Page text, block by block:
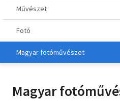
Metszet
Régi képeslap
Életmód, egészség
Gyermek- és ifjúsági
Művészet
Fotó
Magyar fotóművészet
Magyar